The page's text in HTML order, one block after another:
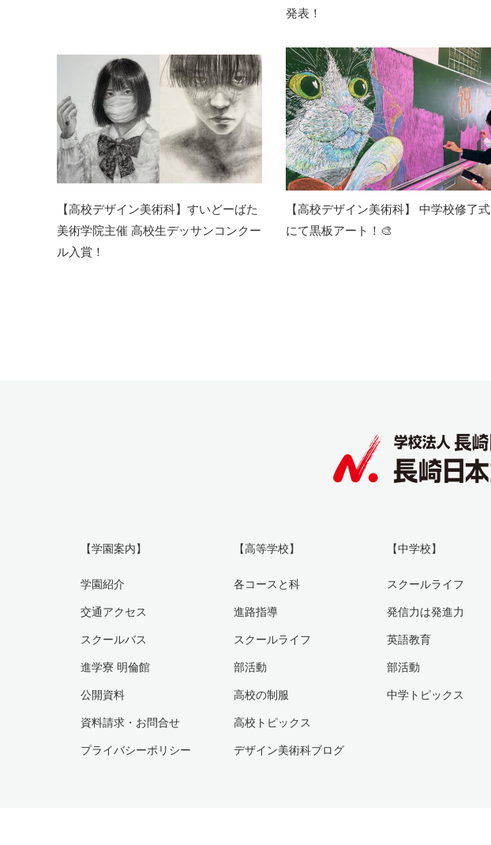
発表！
【高校デザイン美術科】すいどーばた
美術学院主催 高校生デッサンコンクー
ル入賞！
【高校デザイン美術科】 中学校修了式
にて黒板アート！🎨
【学園案内】
学園紹介
交通アクセス
スクールバス
進学寮 明倫館
公開資料
資料請求・お問合せ
プライバシーポリシー
【高等学校】
各コースと科
進路指導
スクールライフ
部活動
高校の制服
高校トピックス
デザイン美術科ブログ
【中学校】
スクールライフ
発信力は発進力
英語教育
部活動
中学トピックス